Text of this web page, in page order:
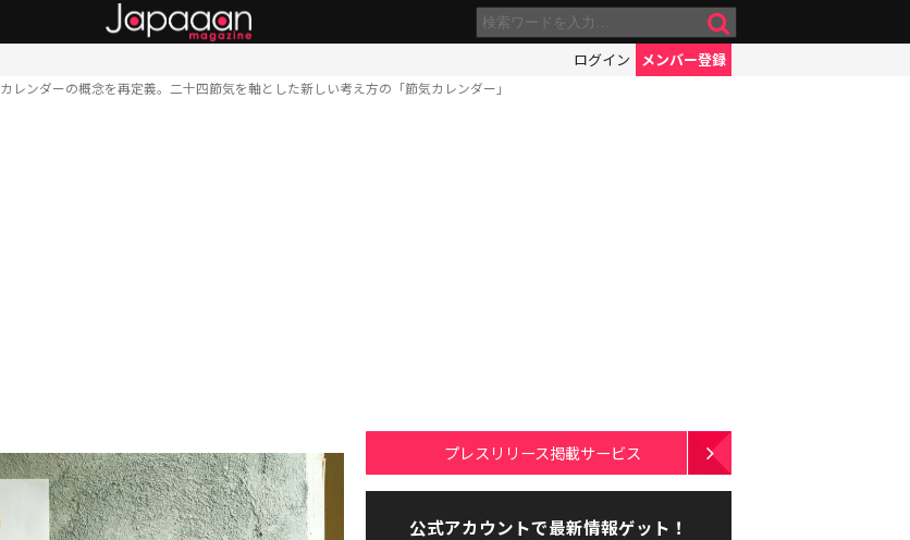
ログイン メンバー登録
カレンダーの概念を再定義。二十四節気を軸とした新しい考え方の「節気カレンダー」
プレスリリース掲載サービス
公式アカウントで最新情報ゲット！